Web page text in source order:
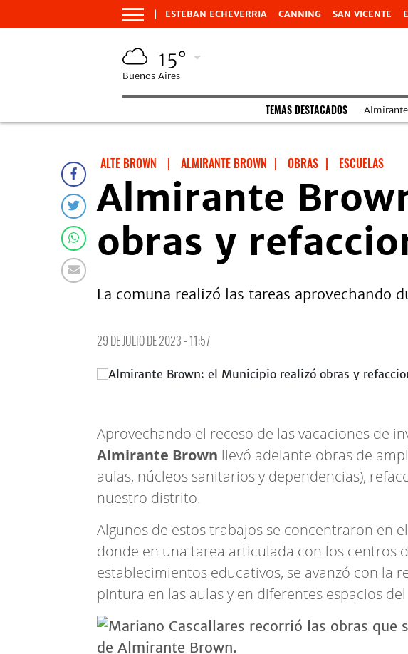
ESTEBAN ECHEVERRIA CANNING SAN VICENTE
15°
Buenos Aires
TEMAS DESTACADOS
ALTE BROWN | ALMIRANTE BROWN | OBRAS | ESCUELAS
Almirante
obras y
La comuna realizó las tareas aprovechando
29 DE JULIO DE 2023 - 11:57
Aprovechando el receso de las vacaciones de
Almirante Brown llevó adelante obras de
aulas, núcleos sanitarios y dependencias),
nuestro distrito.
Algunos de estos trabajos se concentraron en
donde en una tarea articulada con los centros
establecimientos educativos, se avanzó con la
pintura en las aulas y en diferentes espacios